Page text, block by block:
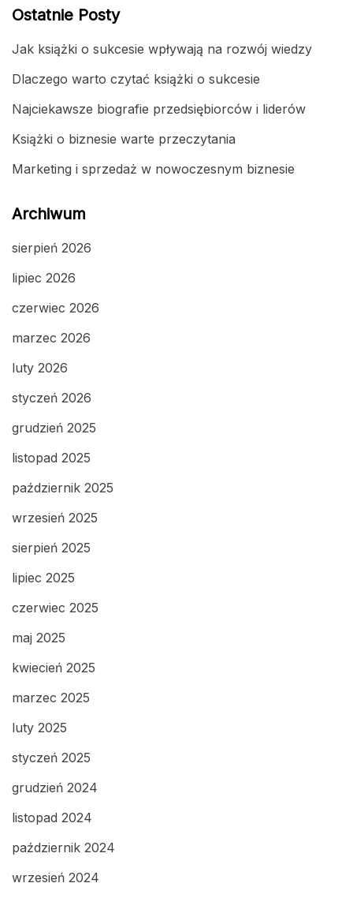
Ostatnie Posty
Jak książki o sukcesie wpływają na rozwój wiedzy
Dlaczego warto czytać książki o sukcesie
Najciekawsze biografie przedsiębiorców i liderów
Książki o biznesie warte przeczytania
Marketing i sprzedaż w nowoczesnym biznesie
Archiwum
sierpień 2026
lipiec 2026
czerwiec 2026
marzec 2026
luty 2026
styczeń 2026
grudzień 2025
listopad 2025
październik 2025
wrzesień 2025
sierpień 2025
lipiec 2025
czerwiec 2025
maj 2025
kwiecień 2025
marzec 2025
luty 2025
styczeń 2025
grudzień 2024
listopad 2024
październik 2024
wrzesień 2024